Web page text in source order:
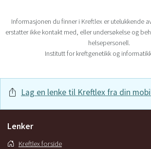
Informasjonen du finner i Kreftlex er utelukkende
erstatter ikke kontakt med, eller undersøkelse og
helsepersonell.
Institutt for kreftgenetikk og
Lag en lenke til Kreftlex fra din
Lenker
Kreftlex forside